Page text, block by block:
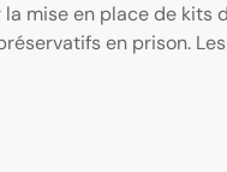
mise en place de kits
en prison.